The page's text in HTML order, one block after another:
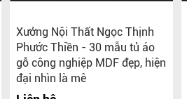
Xưởng Nội Thất Ngọc Thịnh
Phước Thiền - 30 mẫu tủ áo
gỗ công nghiệp MDF đẹp, hiện
đại nhìn là mê